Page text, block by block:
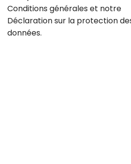
Conditions générales et notre
Déclaration sur la protection
données.